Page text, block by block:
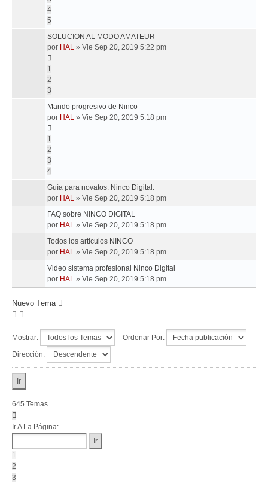
4
5
SOLUCION AL MODO AMATEUR
por HAL » Vie Sep 20, 2019 5:22 pm
1
2
3
Mando progresivo de Ninco
por HAL » Vie Sep 20, 2019 5:18 pm
1
2
3
4
Guía para novatos. Ninco Digital.
por HAL » Vie Sep 20, 2019 5:18 pm
FAQ sobre NINCO DIGITAL
por HAL » Vie Sep 20, 2019 5:18 pm
Todos los articulos NINCO
por HAL » Vie Sep 20, 2019 5:18 pm
Video sistema profesional Ninco Digital
por HAL » Vie Sep 20, 2019 5:18 pm
Nuevo Tema
Mostrar:
Ordenar Por:
Dirección:
645 Temas
1
26
Ir A La Página:
1
2
3